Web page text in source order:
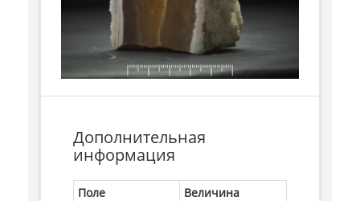
Дополнительная
информация
Поле
Величина